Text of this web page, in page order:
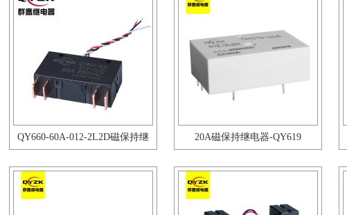
QY660-60A-012-2L2D磁保持继
20A磁保持继电器-QY619